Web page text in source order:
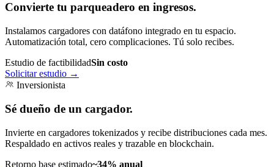
Convierte tu parqueadero en ingresos.
Instalamos cargadores con datáfono integrado en tu espacio.
Automatización total, cero complicaciones. Tú solo recibes.
Estudio de factibilidadSin costo
Solicitar estudio →
Inversionista
Sé dueño de un cargador.
Invierte en cargadores tokenizados y recibe distribuciones cada mes.
Respaldado en activos reales y trazable en blockchain.
Retorno base estimado~34% anual